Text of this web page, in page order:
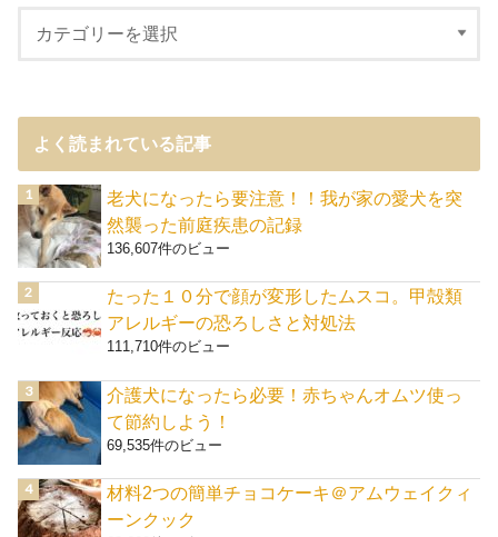
よく読まれている記事
老犬になったら要注意！！我が家の愛犬を突
然襲った前庭疾患の記録
136,607件のビュー
たった１０分で顔が変形したムスコ。甲殻類
アレルギーの恐ろしさと対処法
111,710件のビュー
介護犬になったら必要！赤ちゃんオムツ使っ
て節約しよう！
69,535件のビュー
材料2つの簡単チョコケーキ＠アムウェイクィ
ーンクック